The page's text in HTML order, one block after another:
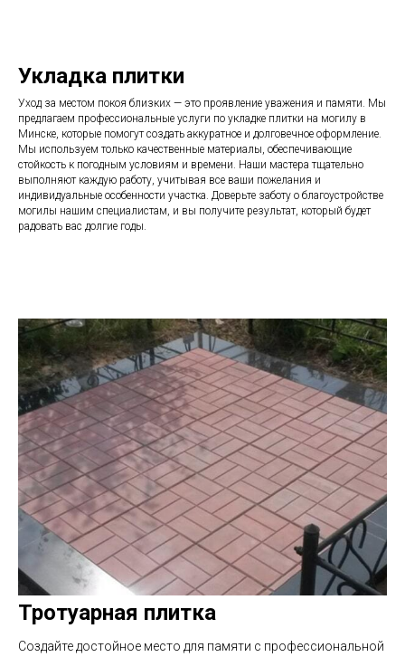
Укладка плитки
Уход за местом покоя близких — это проявление уважения и памяти. Мы
предлагаем профессиональные услуги по укладке плитки на могилу в
Минске, которые помогут создать аккуратное и долговечное оформление.
Мы используем только качественные материалы, обеспечивающие
стойкость к погодным условиям и времени. Наши мастера тщательно
выполняют каждую работу, учитывая все ваши пожелания и
индивидуальные особенности участка. Доверьте заботу о благоустройстве
могилы нашим специалистам, и вы получите результат, который будет
радовать вас долгие годы.
Тротуарная плитка
Создайте достойное место для памяти с профессиональной